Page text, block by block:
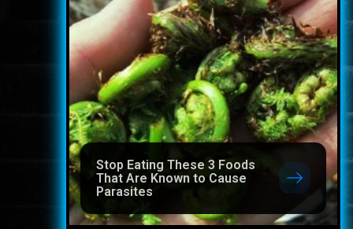
Stop Eating These 3 Foods
That Are Known to Cause
Parasites